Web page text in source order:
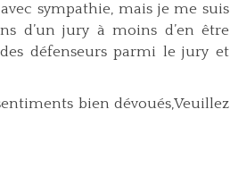
sympathie, mais je me suis
d’un jury à moins d’en être
défenseurs parmi le jury et
bien dévoués,Veuillez